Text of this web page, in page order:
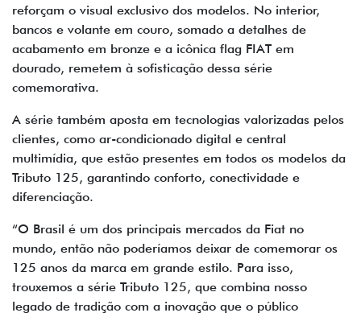
reforçam o visual exclusivo dos modelos. No interior,
bancos e volante em couro, somado a detalhes de
acabamento em bronze e a icônica flag FIAT em
dourado, remetem à sofisticação dessa série
comemorativa.
A série também aposta em tecnologias valorizadas pelos
clientes, como ar-condicionado digital e central
multimídia, que estão presentes em todos os modelos da
Tributo 125, garantindo conforto, conectividade e
diferenciação.
“O Brasil é um dos principais mercados da Fiat no
mundo, então não poderíamos deixar de comemorar os
125 anos da marca em grande estilo. Para isso,
trouxemos a série Tributo 125, que combina nosso
legado de tradição com a inovação que o público